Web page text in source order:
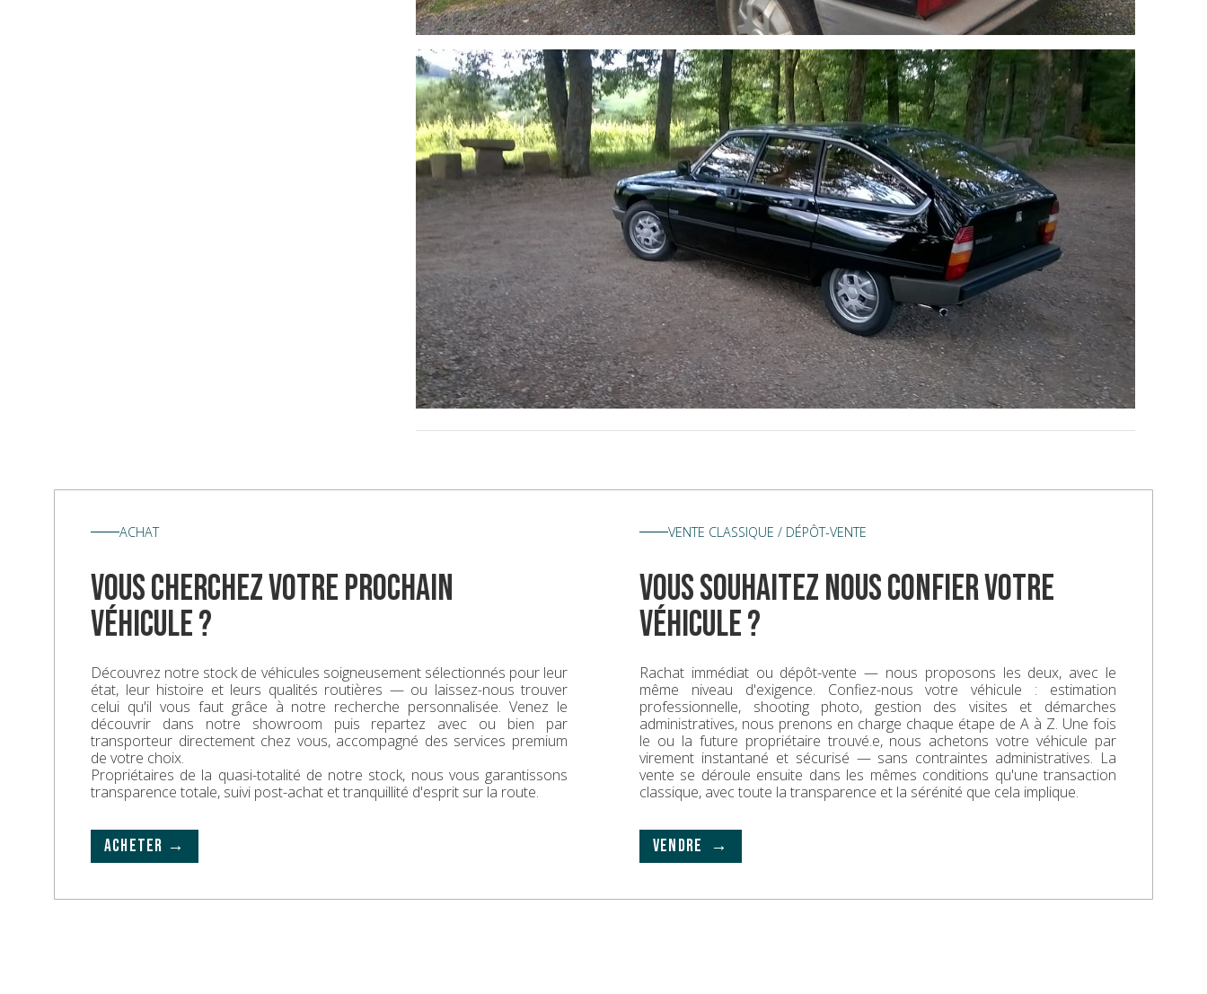
ACHAT
vous cherchez votre prochain
véhicule ?
Découvrez notre stock de véhicules soigneusement sélectionnés pour leur
état, leur histoire et leurs qualités routières — ou laissez-nous trouver
celui qu'il vous faut grâce à notre recherche personnalisée. Venez le
découvrir dans notre showroom puis repartez avec ou bien par
transporteur directement chez vous, accompagné des services premium
de votre choix.
Propriétaires de la quasi-totalité de notre stock, nous vous garantissons
transparence totale, suivi post-achat et tranquillité d'esprit sur la route.
ACHETER →
VENTE CLASSIQUE / DÉPÔT-VENTE
vous souhaitez nous confier votre
véhicule ?
Rachat immédiat ou dépôt-vente — nous proposons les deux, avec le
même niveau d'exigence. Confiez-nous votre véhicule : estimation
professionnelle, shooting photo, gestion des visites et démarches
administratives, nous prenons en charge chaque étape de A à Z. Une fois
le ou la future propriétaire trouvé.e, nous achetons votre véhicule par
virement instantané et sécurisé — sans contraintes administratives. La
vente se déroule ensuite dans les mêmes conditions qu'une transaction
classique, avec toute la transparence et la sérénité que cela implique.
VENDRE →